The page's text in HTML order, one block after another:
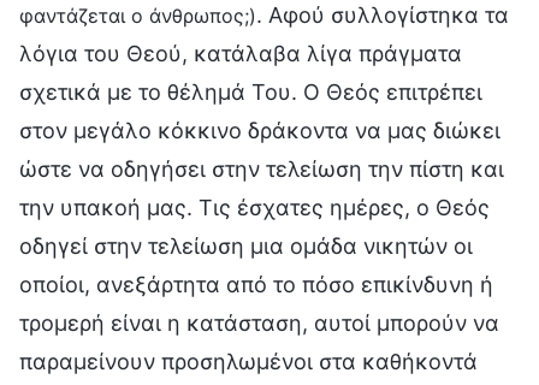
φαντάζεται ο άνθρωπος;). Αφού συλλογίστηκα τα
λόγια του Θεού, κατάλαβα λίγα πράγματα
σχετικά με το θέλημά Του. Ο Θεός επιτρέπει
στον μεγάλο κόκκινο δράκοντα να μας διώκει
ώστε να οδηγήσει στην τελείωση την πίστη και
την υπακοή μας. Τις έσχατες ημέρες, ο Θεός
οδηγεί στην τελείωση μια ομάδα νικητών οι
οποίοι, ανεξάρτητα από το πόσο επικίνδυνη ή
τρομερή είναι η κατάσταση, αυτοί μπορούν να
παραμείνουν προσηλωμένοι στα καθήκοντά